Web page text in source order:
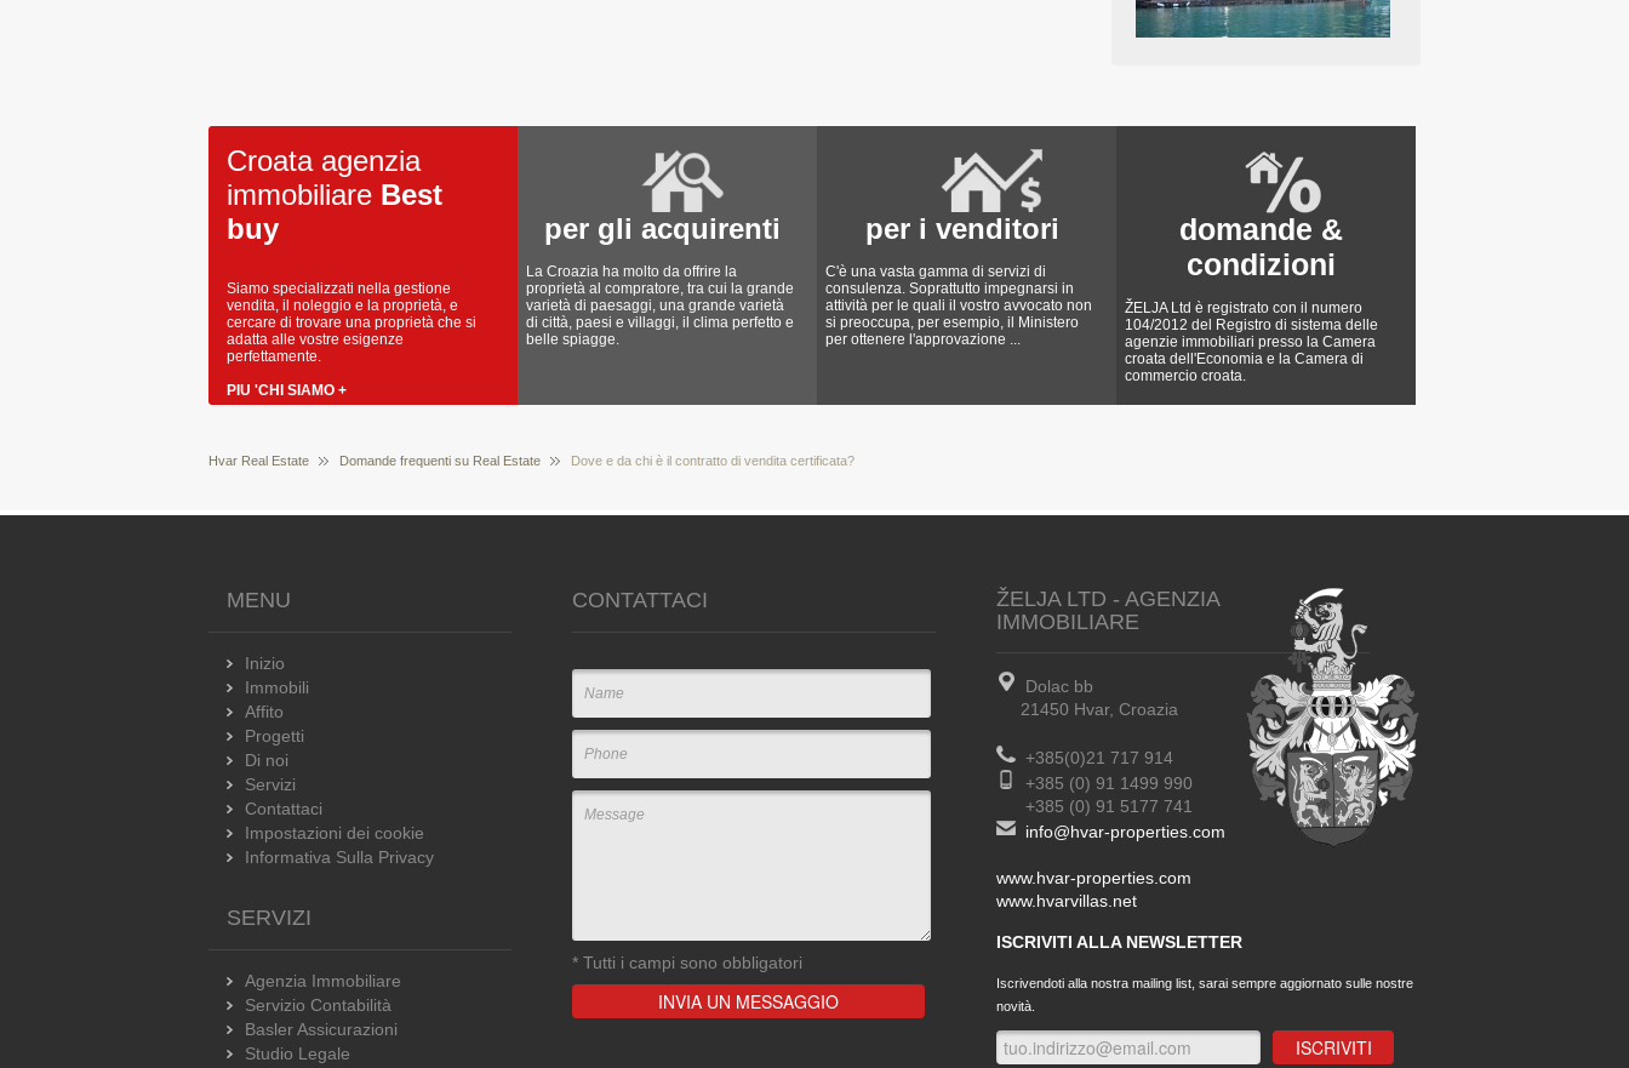
Croata agenzia
immobiliare Best
buy
Siamo specializzati nella gestione
vendita, il noleggio e la proprietà, e
cercare di trovare una proprietà che si
adatta alle vostre esigenze
perfettamente.
PIU 'CHI SIAMO +
per gli acquirenti
La Croazia ha molto da offrire la
proprietà al compratore, tra cui la grande
varietà di paesaggi, una grande varietà
di città, paesi e villaggi, il clima perfetto e
belle spiagge.
per i venditori
C'è una vasta gamma di servizi di
consulenza. Soprattutto impegnarsi in
attività per le quali il vostro avvocato non
si preoccupa, per esempio, il Ministero
per ottenere l'approvazione ...
domande &
condizioni
ŽELJA Ltd è registrato con il numero
104/2012 del Registro di sistema delle
agenzie immobiliari presso la Camera
croata dell'Economia e la Camera di
commercio croata.
Hvar Real Estate Domande frequenti su Real Estate Dove e da chi è il contratto di vendita certificata?
MENU
Inizio
Immobili
Affito
Progetti
Di noi
Servizi
Contattaci
Impostazioni dei cookie
Informativa Sulla Privacy
SERVIZI
Agenzia Immobiliare
Servizio Contabilità
Basler Assicurazioni
Studio Legale
CONTATTACI
* Tutti i campi sono obbligatori
ŽELJA LTD - AGENZIA
IMMOBILIARE
Dolac bb
21450 Hvar, Croazia
+385(0)21 717 914
+385 (0) 91 1499 990
+385 (0) 91 5177 741
info@hvar-properties.com
www.hvar-properties.com
www.hvarvillas.net
ISCRIVITI ALLA NEWSLETTER
Iscrivendoti alla nostra mailing list, sarai sempre aggiornato sulle nostre
novità.